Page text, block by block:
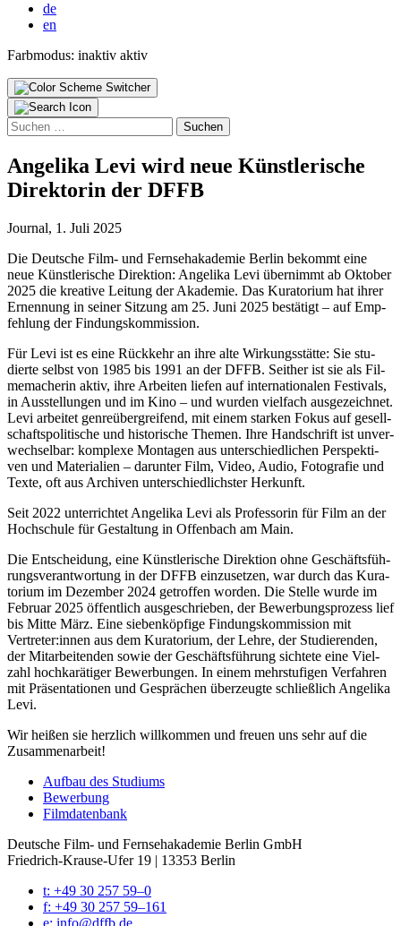
de
en
Farbmodus: inaktiv aktiv
Suchen
nach:
Ange­li­ka Levi wird neue Künst­le­ri­sche
Direk­to­rin der DFFB
Journal, 1. Juli 2025
Die Deut­sche Film- und Fern­seh­aka­de­mie Ber­lin bekommt eine
neue Künst­le­ri­sche Direk­ti­on: Ange­li­ka Levi über­nimmt ab Okto­ber
2025 die krea­ti­ve Lei­tung der Aka­de­mie. Das Kura­to­ri­um hat ihrer
Ernen­nung in sei­ner Sit­zung am 25. Juni 2025 bestä­tigt – auf Emp­
feh­lung der Fin­dungs­kom­mis­si­on.
Für Levi ist es eine Rück­kehr an ihre alte Wir­kungs­stät­te: Sie stu­
dier­te selbst von 1985 bis 1991 an der DFFB. Seit­her ist sie als Fil­
me­ma­che­rin aktiv, ihre Arbei­ten lie­fen auf inter­na­tio­na­len Fes­ti­vals,
in Aus­stel­lun­gen und im Kino – und wur­den viel­fach aus­ge­zeich­net.
Levi arbei­tet gen­re­über­grei­fend, mit einem star­ken Fokus auf gesell­
schafts­po­li­ti­sche und his­to­ri­sche The­men. Ihre Hand­schrift ist unver­
wech­sel­bar: kom­ple­xe Mon­ta­gen aus unter­schied­li­chen Per­spek­ti­
ven und Mate­ria­li­en – dar­un­ter Film, Video, Audio, Foto­gra­fie und
Tex­te, oft aus Archi­ven unter­schied­lichs­ter Her­kunft.
Seit 2022 unter­rich­tet Ange­li­ka Levi als Pro­fes­so­rin für Film an der
Hoch­schu­le für Gestal­tung in Offen­bach am Main.
Die Ent­schei­dung, eine Künst­le­ri­sche Direk­ti­on ohne Geschäfts­füh­
rungs­ver­ant­wor­tung in der DFFB ein­zu­set­zen, war durch das Kura­
to­ri­um im Dezem­ber 2024 getrof­fen wor­den. Die Stel­le wur­de im
Febru­ar 2025 öffent­lich aus­ge­schrie­ben, der Bewer­bungs­pro­zess lief
bis Mit­te März. Eine sie­ben­köp­fi­ge Fin­dungs­kom­mis­si­on mit
Vertreter:innen aus dem Kura­to­ri­um, der Leh­re, der Stu­die­ren­den,
der Mit­ar­bei­ten­den sowie der Geschäfts­füh­rung sich­te­te eine Viel­
zahl hoch­ka­rä­ti­ger Bewer­bun­gen. In einem mehr­stu­fi­gen Ver­fah­ren
mit Prä­sen­ta­tio­nen und Gesprä­chen über­zeug­te schließ­lich Ange­li­ka
Levi.
Wir hei­ßen sie herz­lich will­kom­men und freu­en uns sehr auf die
Zusam­men­ar­beit!
Auf­bau des Stu­di­ums
Bewer­bung
Film­da­ten­bank
Deutsche Film- und Fernseh­akademie Berlin GmbH
Friedrich-Krause-Ufer 19 | 13353 Berlin
t: +49 30 257 59–0
f: +49 30 257 59–161
e: info@​dffb.​de